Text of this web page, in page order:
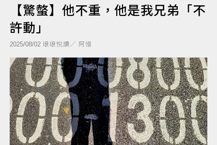
【驚螫】他不重，他是我兄弟「不
許動」
2025/08/02 琅琅悅讀／ 阿慢